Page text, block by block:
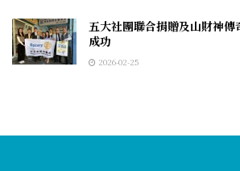
五大社團聯合捐贈及山財神
成功
2026-02-25